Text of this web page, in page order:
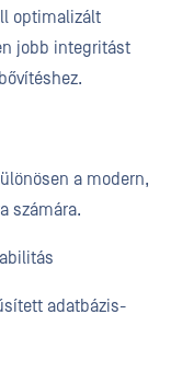
optimalizált
jobb integritást
a modern,
számára.
adatbázis-